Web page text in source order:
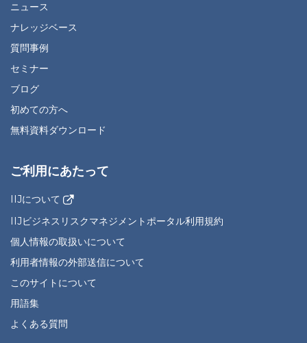
ニュース
ナレッジベース
質問事例
セミナー
ブログ
初めての方へ
無料資料ダウンロード
ご利用にあたって
IIJについて
IIJビジネスリスクマネジメントポータル利用規約
個人情報の取扱いについて
利用者情報の外部送信について
このサイトについて
用語集
よくある質問